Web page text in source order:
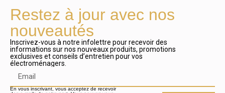
Restez à jour avec nos
nouveautés
Inscrivez-vous à notre infolettre pour recevoir des
informations sur nos nouveaux produits, promotions
exclusives et conseils d’entretien pour vos
électroménagers.
En vous inscrivant, vous acceptez de recevoir